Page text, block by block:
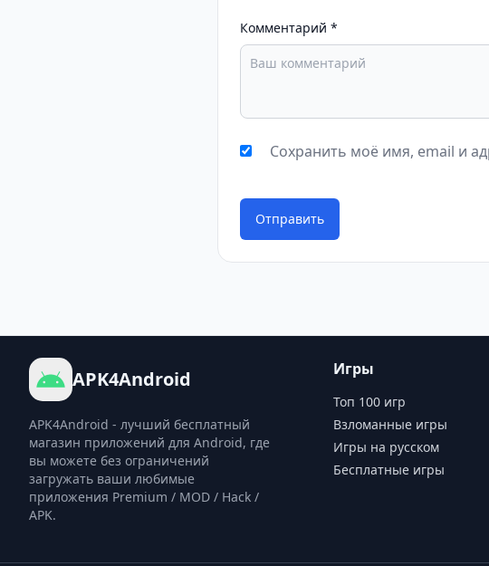
Комментарий *
Сохранить моё имя, email и
Отправить
APK4Android
APK4Android - лучший бесплатный
магазин приложений для Android, где
вы можете без ограничений
загружать ваши любимые
приложения Premium / MOD / Hack /
APK.
Игры
Топ 100 игр
Взломанные игры
Игры на русском
Бесплатные игры